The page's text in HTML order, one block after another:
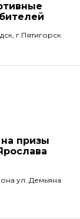
г.Пятигорск
призы
ул. Демьяна